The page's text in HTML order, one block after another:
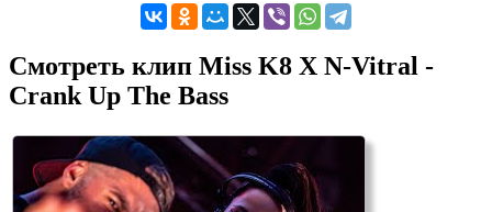
Смотреть клип Miss K8 X N-Vitral -
Crank Up The Bass